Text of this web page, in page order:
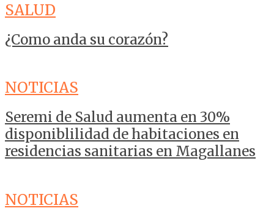
SALUD
¿Como anda su corazón?
NOTICIAS
Seremi de Salud aumenta en 30%
disponiblilidad de habitaciones en
residencias sanitarias en Magallanes
NOTICIAS